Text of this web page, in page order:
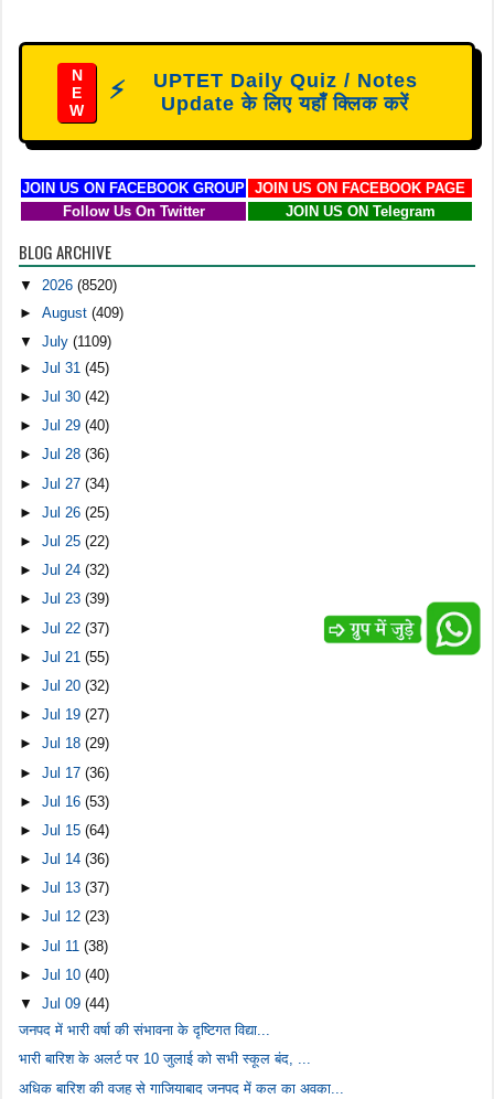
N
E
W
⚡
UPTET Daily Quiz / Notes
Update के लिए यहाँ क्लिक करें
JOIN US ON FACEBOOK GROUP
JOIN US ON FACEBOOK PAGE
Follow Us On Twitter
JOIN US ON Telegram
BLOG ARCHIVE
▼2026(8520)
►August(409)
▼July(1109)
►Jul 31(45)
►Jul 30(42)
►Jul 29(40)
►Jul 28(36)
►Jul 27(34)
►Jul 26(25)
►Jul 25(22)
►Jul 24(32)
►Jul 23(39)
►Jul 22(37)
►Jul 21(55)
►Jul 20(32)
►Jul 19(27)
►Jul 18(29)
►Jul 17(36)
►Jul 16(53)
►Jul 15(64)
►Jul 14(36)
►Jul 13(37)
►Jul 12(23)
►Jul 11(38)
►Jul 10(40)
▼Jul 09(44)
जनपद में भारी वर्षा की संभावना के दृष्टिगत विद्या...
भारी बारिश के अलर्ट पर 10 जुलाई को सभी स्कूल बंद, ...
अधिक बारिश की वजह से गाजियाबाद जनपद में कल का अवका...